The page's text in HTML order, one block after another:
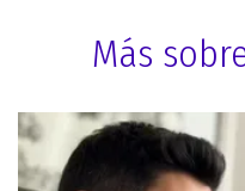
Más